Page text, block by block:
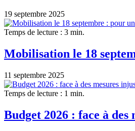
19 septembre 2025
Temps de lecture : 3 min.
Mobilisation le 18
11 septembre 2025
Temps de lecture : 1 min.
Budget 2026 : face à